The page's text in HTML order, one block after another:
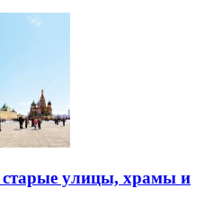
улицы, храмы и